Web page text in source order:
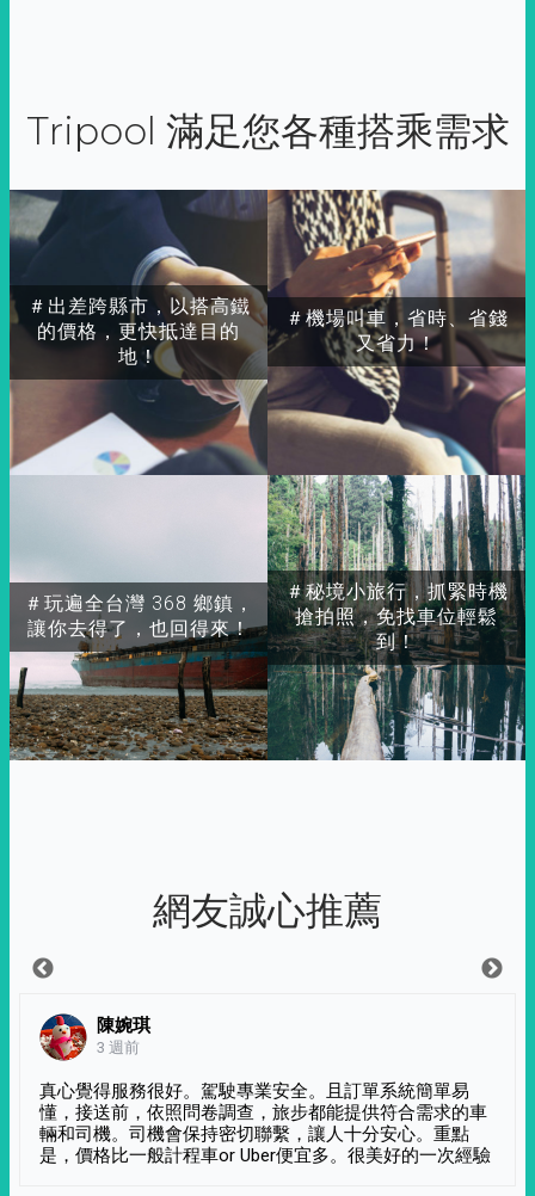
Tripool 滿足您各種搭乘需求
＃出差跨縣市，以搭高鐵
的價格，更快抵達目的
地！
＃玩遍全台灣 368 鄉鎮，
讓你去得了，也回得來！
＃秘境小旅行，抓緊時機
搶拍照，免找車位輕鬆
到！
＃機場叫車，省時、省錢
又省力！
網友誠心推薦
陳婉琪
3 週前
真心覺得服務很好。駕駛專業安全。且訂單系統簡單易
懂，接送前，依照問卷調查，旅步都能提供符合需求的車
輛和司機。司機會保持密切聯繫，讓人十分安心。重點
是，價格比一般計程車or Uber便宜多。很美好的一次經驗